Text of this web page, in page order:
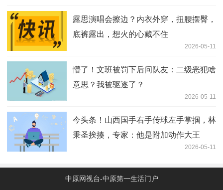
露思演唱会擦边？内衣外穿，扭腰摆臀，
底裤露出，想火的心藏不住
2026-05-11
懵了！文班被罚下后问队友：二级恶犯啥
意思？我被驱逐了？
2026-05-11
今头条！山西国手右手传球左手掌掴，林
秉圣挨揍，专家：他是附加动作大王
2026-05-11
中原网视台-中原第一生活门户